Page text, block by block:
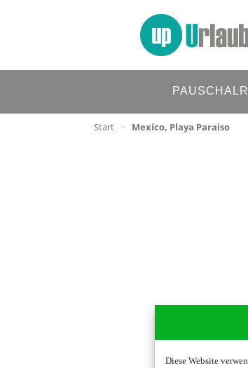
Diese Website
Start > Mexico, Playa Paraiso